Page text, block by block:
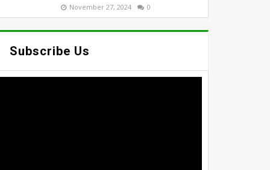
November 27, 2024 0
Subscribe Us